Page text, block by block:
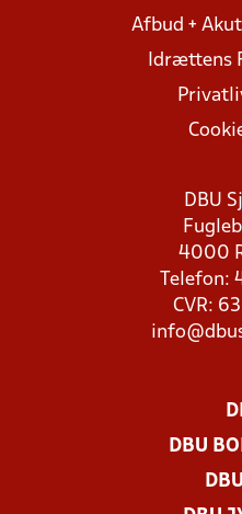
Afbud +
Idrættens
DBU
4000
Telefon:
CVR:
DBU